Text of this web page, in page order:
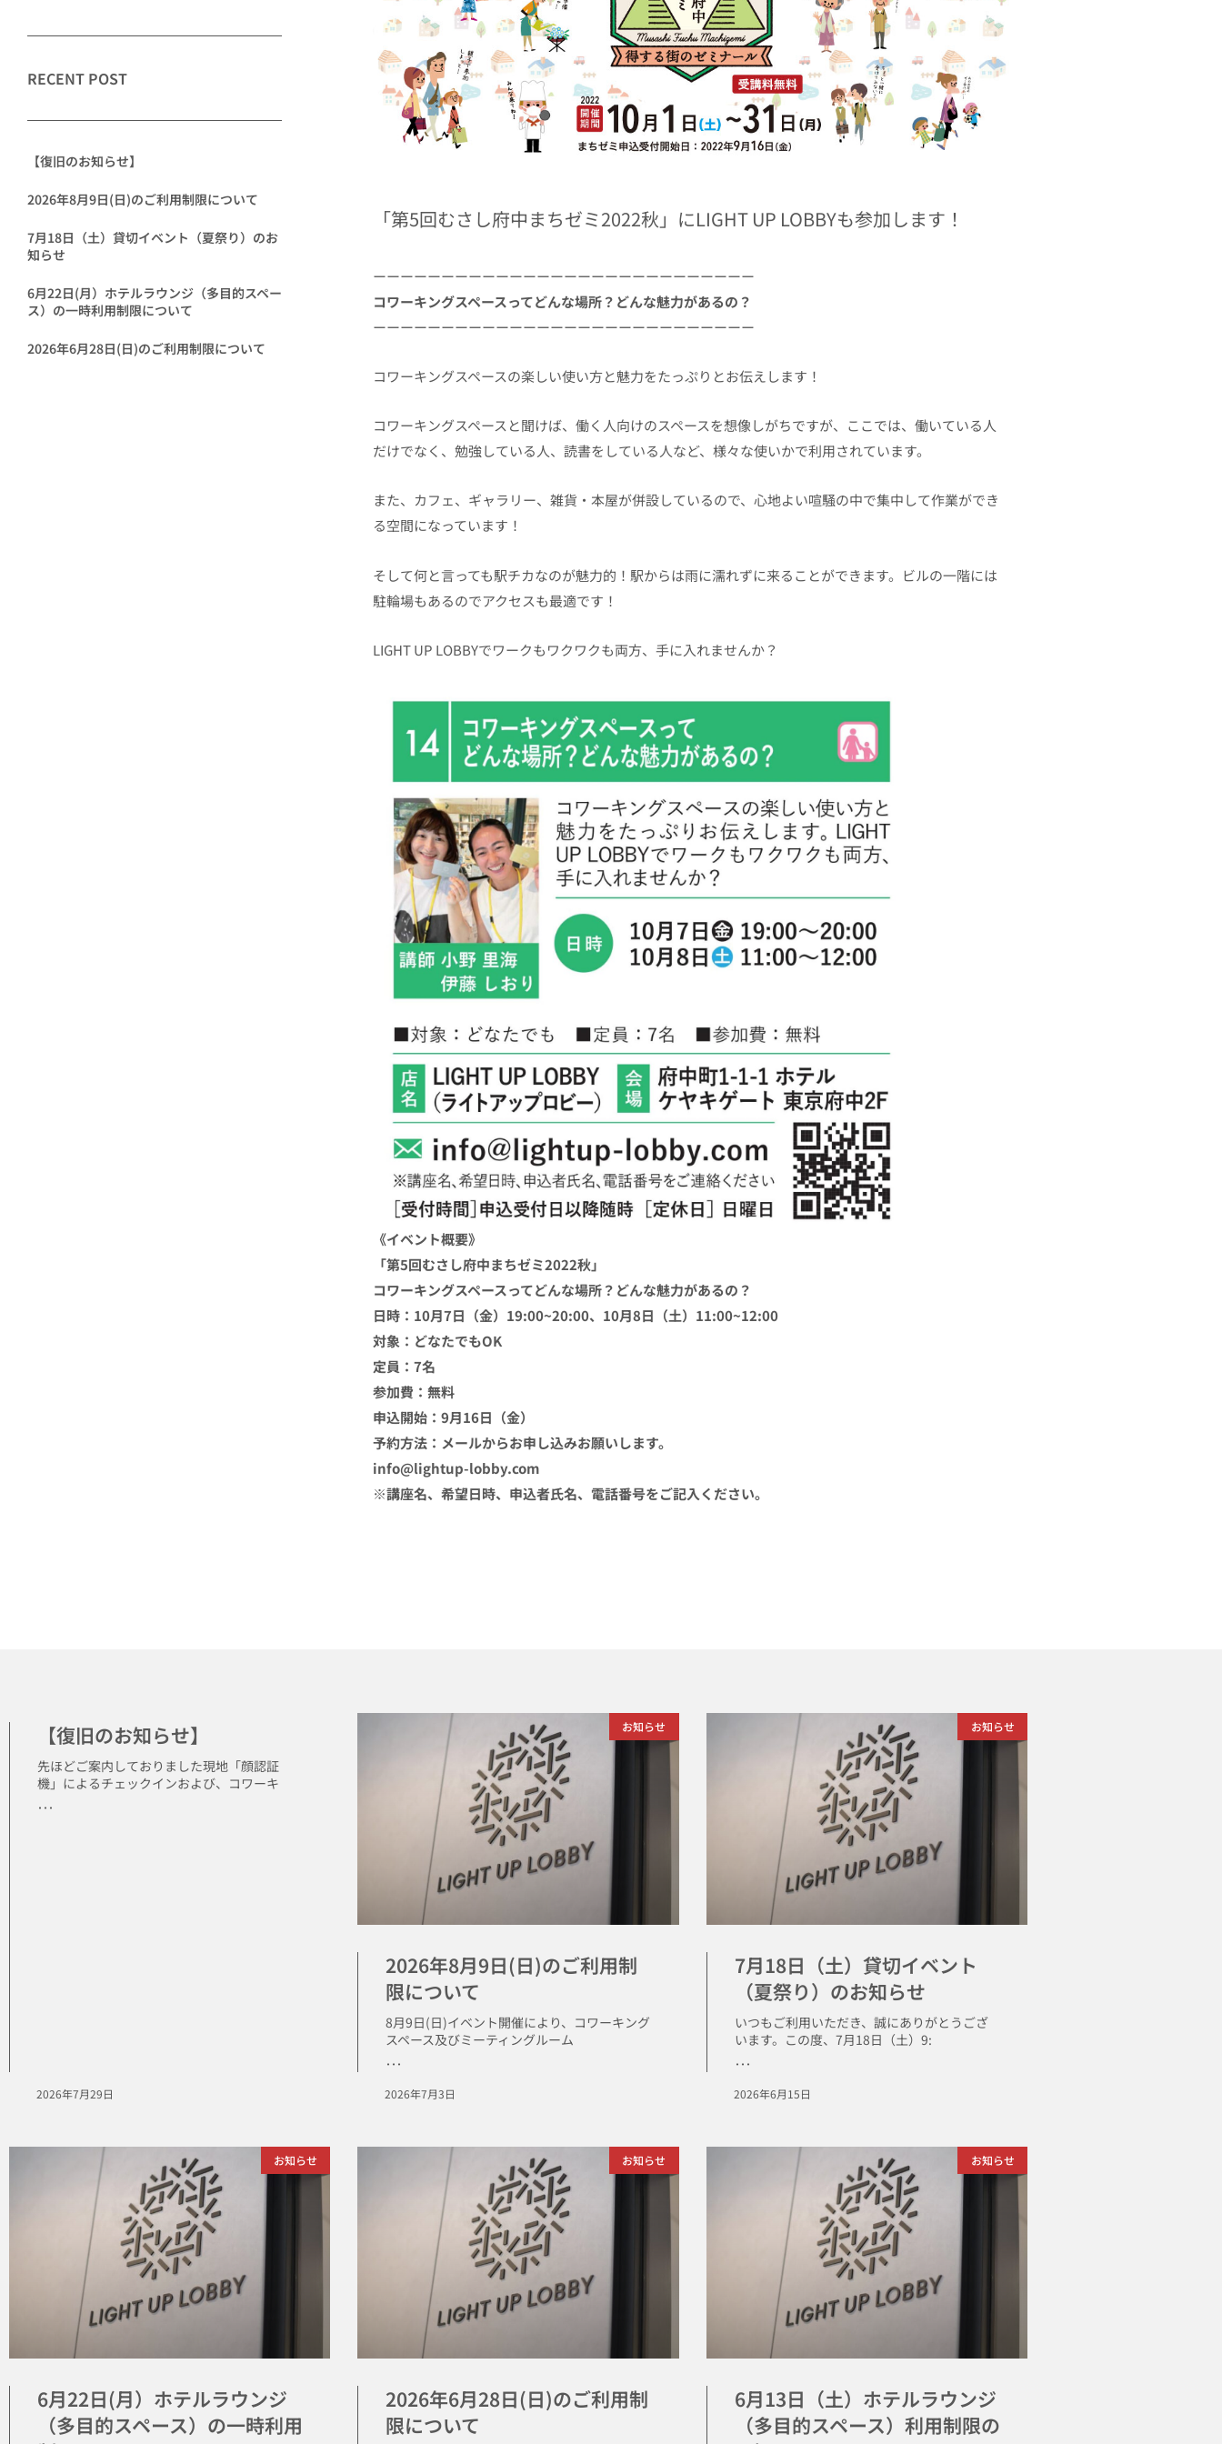
RECENT POST
【復旧のお知らせ】
2026年8月9日(日)のご利用制限について
7月18日（土）貸切イベント（夏祭り）のお
知らせ
6月22日(月）ホテルラウンジ（多目的スペー
ス）の一時利用制限について
2026年6月28日(日)のご利用制限について
「第5回むさし府中まちゼミ2022秋」にLIGHT UP LOBBYも参加します！
ーーーーーーーーーーーーーーーーーーーーーーーーーーーー
コワーキングスペースってどんな場所？どんな魅力があるの？
ーーーーーーーーーーーーーーーーーーーーーーーーーーーー
コワーキングスペースの楽しい使い方と魅力をたっぷりとお伝えします！
コワーキングスペースと聞けば、働く人向けのスペースを想像しがちですが、ここでは、働いている人
だけでなく、勉強している人、読書をしている人など、様々な使いかで利用されています。
また、カフェ、ギャラリー、雑貨・本屋が併設しているので、心地よい喧騒の中で集中して作業ができ
る空間になっています！
そして何と言っても駅チカなのが魅力的！駅からは雨に濡れずに来ることができます。ビルの一階には
駐輪場もあるのでアクセスも最適です！
LIGHT UP LOBBYでワークもワクワクも両方、手に入れませんか？
《イベント概要》
「第5回むさし府中まちゼミ2022秋」
コワーキングスペースってどんな場所？どんな魅力があるの？
日時：10月7日（金）19:00~20:00、10月8日（土）11:00~12:00
対象：どなたでもOK
定員：7名
参加費：無料
申込開始：9月16日（金）
予約方法：メールからお申し込みお願いします。
info@lightup-lobby.com
※講座名、希望日時、申込者氏名、電話番号をご記入ください。
【復旧のお知らせ】
先ほどご案内しておりました現地「顔認証
機」によるチェックインおよび、コワーキ
･･･
2026年7月29日
お知らせ
2026年8月9日(日)のご利用制
限について
8月9日(日)イベント開催により、コワーキング
スペース及びミーティングルーム
･･･
2026年7月3日
お知らせ
7月18日（土）貸切イベント
（夏祭り）のお知らせ
いつもご利用いただき、誠にありがとうござ
います。この度、7月18日（土）9:
･･･
2026年6月15日
お知らせ
6月22日(月）ホテルラウンジ
（多目的スペース）の一時利用
お知らせ
2026年6月28日(日)のご利用制
限について
お知らせ
6月13日（土）ホテルラウンジ
（多目的スペース）利用制限の